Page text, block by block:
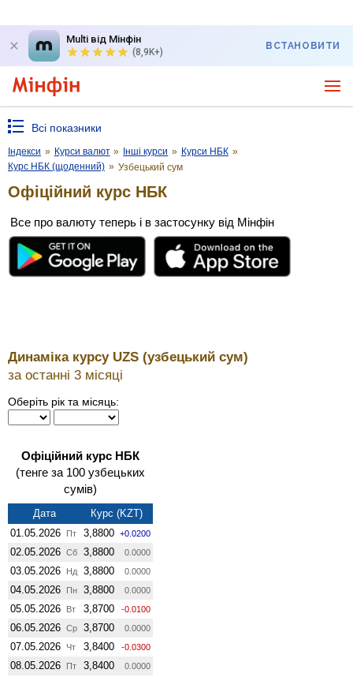
Multi від Мінфін
(8,9K+)
ВСТАНОВИТИ
Всі показники
Індекси » Курси валют » Інші курси » Курси НБК »
Курс НБК (щоденний) » Узбецький сум
Офіційний курс НБК
Все про валюту теперь і в застосунку від Мінфін
Динаміка курсу UZS (узбецький сум)
за останні 3 місяці
Оберіть рік та місяць:
Офіційний курс НБК
(тенге за 100 узбецьких
сумів)
Дата
Курс (KZT)
01.05.2026
Пт 3,8800 +0.0200
02.05.2026 Сб 3,8800 0.0000
03.05.2026 Нд 3,8800 0.0000
04.05.2026 Пн 3,8800 0.0000
05.05.2026 Вт 3,8700 -0.0100
06.05.2026 Ср 3,8700 0.0000
07.05.2026 Чт 3,8400 -0.0300
08.05.2026 Пт 3,8400 0.0000